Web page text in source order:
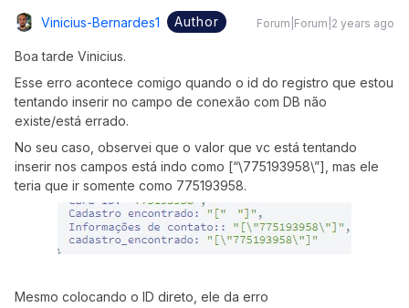
Vinicius-Bernardes1 Author Forum|Forum|2 years ago
Boa tarde Vinicius.
Esse erro acontece comigo quando o id do registro que estou
tentando inserir no campo de conexão com DB não
existe/está errado.
No seu caso, observei que o valor que vc está tentando
inserir nos campos está indo como [“\775193958\”], mas ele
teria que ir somente como 775193958.
Mesmo colocando o ID direto, ele da erro